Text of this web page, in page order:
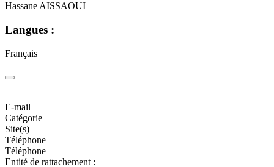
Hassane AISSAOUI
Langues :
Français
E-mail
Catégorie
Site(s)
Téléphone
Téléphone
Entité de rattachement :